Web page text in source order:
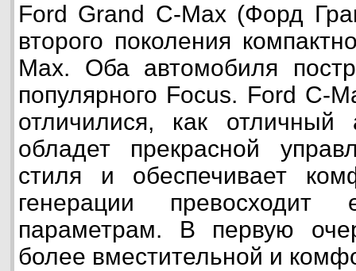
Ford Grand C-Max (Форд
второго поколения
Max. Оба автомобиля
популярного Focus. Ford C-
отличилися, как отличный
обладет прекрасной
стиля и обеспечивает
генерации
параметрам. В первую
более вместительной и